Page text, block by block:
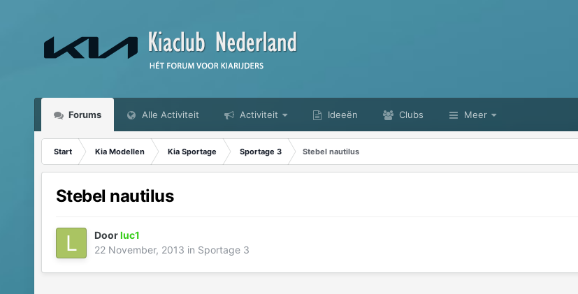
Forums Alle Activiteit Activiteit Ideeën Clubs Meer
Start Kia Modellen Kia Sportage Sportage 3 Stebel nautilus
Stebel nautilus
Doorluc1
22 November, 2013 in Sportage 3